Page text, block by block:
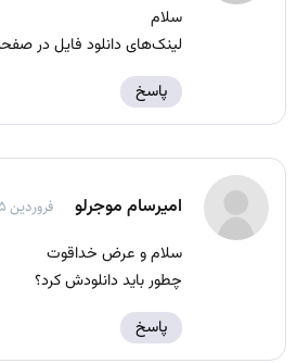
سلام
لینک‌های دانلود فایل در
پاسخ
اميرسام موجرلو
فروردین ۵, ۱۳۹۹ در
سلام و عرض خداقوت
چطور باید دانلودش کرد؟
پاسخ